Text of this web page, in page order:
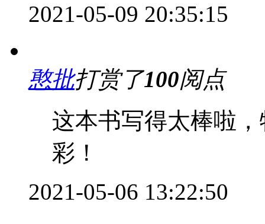
2021-05-09 20:35:15
憨批打赏了100阅点
这本书写得太棒啦
彩！
2021-05-06 13:22:50